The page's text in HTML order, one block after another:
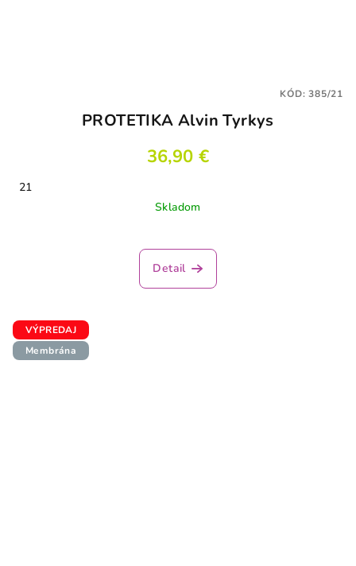
PROTETIKA Alvin Tyrkys
36,90 €
21
Skladom
Detail
KÓD:385/21
VÝPREDAJ
Membrána